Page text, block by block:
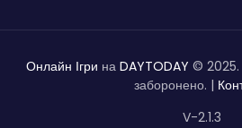
Онлайн Ігри на DAYTODAY © 2025.
заборонено. |
V-2.1.3